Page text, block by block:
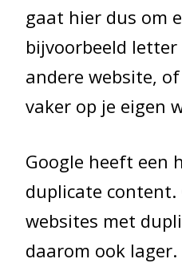
gaat hier dus om
bijvoorbeeld
andere website,
vaker op je eigen
Google heeft een
duplicate content.
websites met
daarom ook